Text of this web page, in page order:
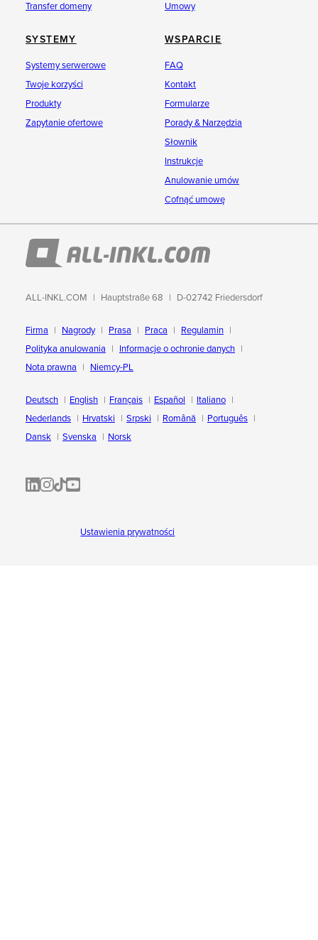
Transfer domeny
Umowy
SYSTEMY
Systemy serwerowe
Twoje korzyści
Produkty
Zapytanie ofertowe
WSPARCIE
FAQ
Kontakt
Formularze
Porady & Narzędzia
Słownik
Instrukcje
Anulowanie umów
Cofnąć umowę
ALL-INKL.COM Hauptstraße 68 D-02742 Friedersdorf
Firma Nagrody Prasa Praca
Regulamin
Polityka anulowania
Informacje o ochronie danych
Nota prawna
Niemcy-PL
Deutsch English Français Español
Italiano
Nederlands
Hrvatski Srpski Română
Português
Dansk
Svenska Norsk
ALL-INKL.COM | LinkedIn
ALL-INKL.COM • Instagram photos and videos
ALL-INKL.COM | TikTok
ALLINKL.COM - YouTube
Ustawienia prywatności